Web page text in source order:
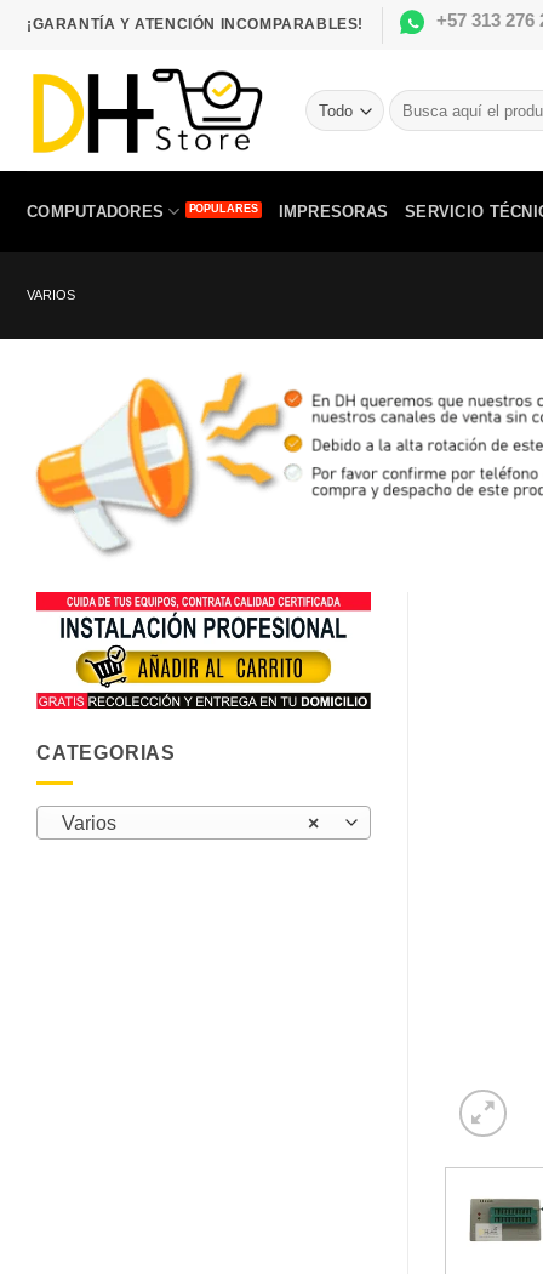
Saltar
contenido
¡GARANTÍA Y ATENCIÓN INCOMPARABLES! +57 313 276
Buscar
por:
COMPUTADORES IMPRESORAS SERVICIO
VARIOS
CATEGORIAS
×
Varios